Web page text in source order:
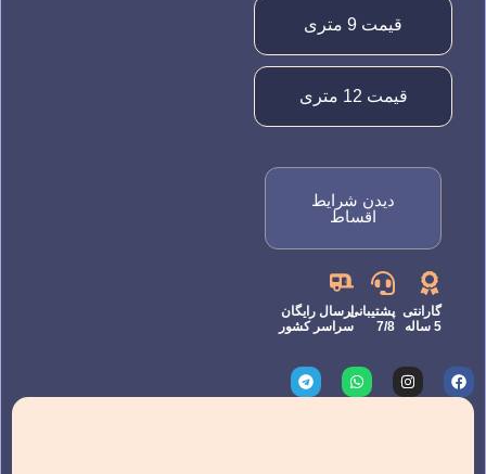
قیمت 9 متری
قیمت 12 متری
دیدن شرایط
اقساط
گارانتی
5 ساله
پشتیبانی
7/8
ارسال رایگان
سراسر کشور